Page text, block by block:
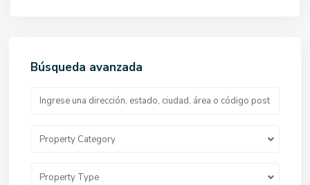
Búsqueda avanzada
Property Category
Property Type